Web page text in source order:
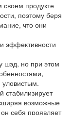
своем продукте
поэтому беря
что они
эффективности
шэд, но при этом
стабилизирует
возможные
себя проявляет